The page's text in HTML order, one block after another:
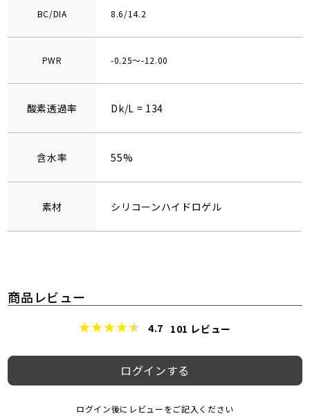
BC/DIA 8.6/14.2
PWR -0.25～-12.00
酸素透過率 Dk/L = 134
含水率 55%
素材 シリコーンハイドロゲル
商品レビュー
4.7 101 レビュー
ログインする
ログイン後にレビューをご記入ください